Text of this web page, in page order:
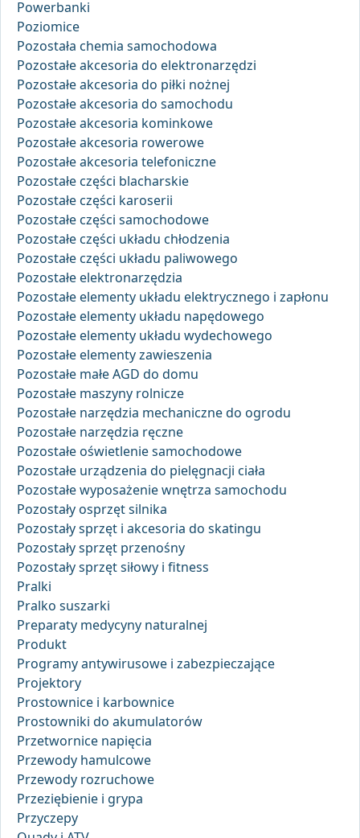
Powerbanki
Poziomice
Pozostała chemia samochodowa
Pozostałe akcesoria do elektronarzędzi
Pozostałe akcesoria do piłki nożnej
Pozostałe akcesoria do samochodu
Pozostałe akcesoria kominkowe
Pozostałe akcesoria rowerowe
Pozostałe akcesoria telefoniczne
Pozostałe części blacharskie
Pozostałe części karoserii
Pozostałe części samochodowe
Pozostałe części układu chłodzenia
Pozostałe części układu paliwowego
Pozostałe elektronarzędzia
Pozostałe elementy układu elektrycznego i zapłonu
Pozostałe elementy układu napędowego
Pozostałe elementy układu wydechowego
Pozostałe elementy zawieszenia
Pozostałe małe AGD do domu
Pozostałe maszyny rolnicze
Pozostałe narzędzia mechaniczne do ogrodu
Pozostałe narzędzia ręczne
Pozostałe oświetlenie samochodowe
Pozostałe urządzenia do pielęgnacji ciała
Pozostałe wyposażenie wnętrza samochodu
Pozostały osprzęt silnika
Pozostały sprzęt i akcesoria do skatingu
Pozostały sprzęt przenośny
Pozostały sprzęt siłowy i fitness
Pralki
Pralko suszarki
Preparaty medycyny naturalnej
Produkt
Programy antywirusowe i zabezpieczające
Projektory
Prostownice i karbownice
Prostowniki do akumulatorów
Przetwornice napięcia
Przewody hamulcowe
Przewody rozruchowe
Przeziębienie i grypa
Przyczepy